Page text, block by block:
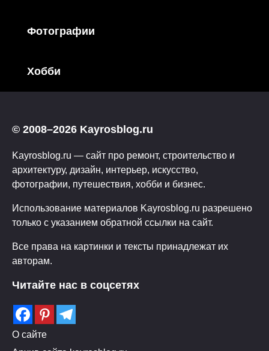
Фотографии
Хобби
© 2008–2026 Kayrosblog.ru
Kayrosblog.ru — сайт про ремонт, строительство и
архитектуру, дизайн, интерьер, искусство,
фотографии, путешествия, хобби и бизнес.
Использование материалов Kayrosblog.ru разрешено
только с указанием обратной ссылки на сайт.
Все права на картинки и тексты принадлежат их
авторам.
Читайте нас в соцсетях
О сайте